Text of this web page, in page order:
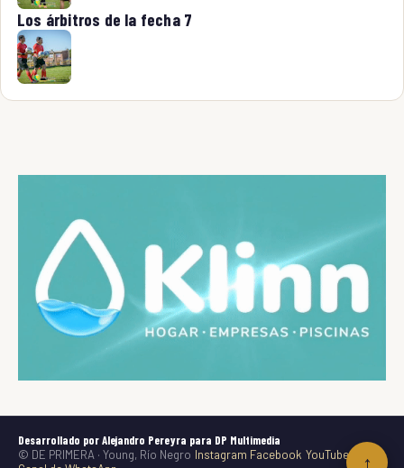
↑
Los árbitros de la fecha 7
Desarrollado por Alejandro Pereyra para DP Multimedia
© DE PRIMERA · Young, Río Negro Instagram Facebook YouTube
TikTok